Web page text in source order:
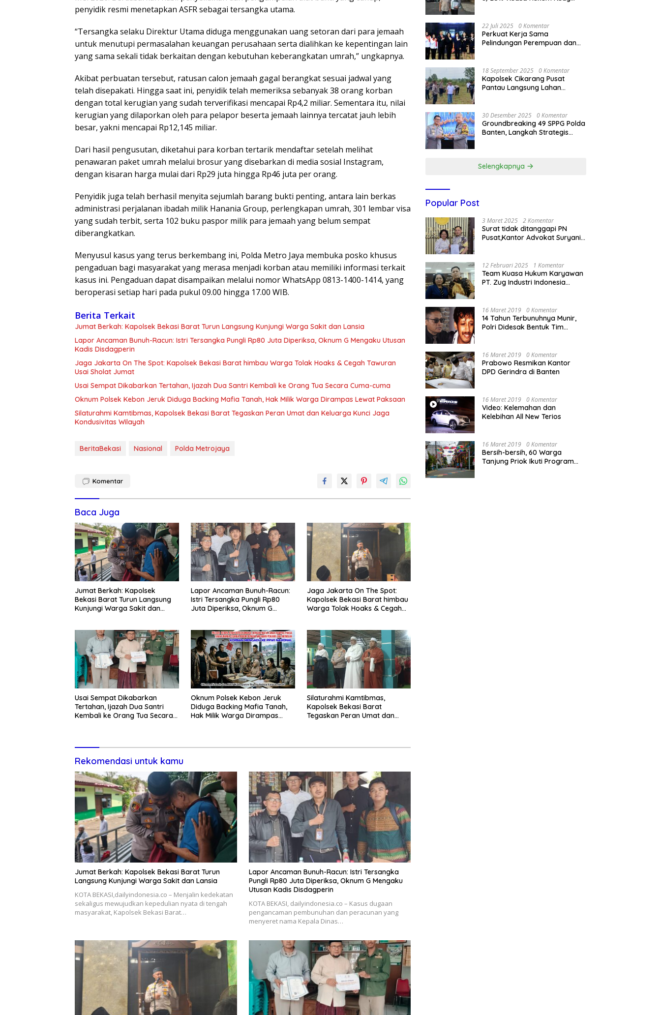
penyidik resmi menetapkan ASFR sebagai tersangka utama.
“Tersangka selaku Direktur Utama diduga menggunakan uang setoran dari para jemaah
untuk menutupi permasalahan keuangan perusahaan serta dialihkan ke kepentingan lain
yang sama sekali tidak berkaitan dengan kebutuhan keberangkatan umrah,” ungkapnya.
Akibat perbuatan tersebut, ratusan calon jemaah gagal berangkat sesuai jadwal yang
telah disepakati. Hingga saat ini, penyidik telah memeriksa sebanyak 38 orang korban
dengan total kerugian yang sudah terverifikasi mencapai Rp4,2 miliar. Sementara itu, nilai
kerugian yang dilaporkan oleh para pelapor beserta jemaah lainnya tercatat jauh lebih
besar, yakni mencapai Rp12,145 miliar.
Dari hasil pengusutan, diketahui para korban tertarik mendaftar setelah melihat
penawaran paket umrah melalui brosur yang disebarkan di media sosial Instagram,
dengan kisaran harga mulai dari Rp29 juta hingga Rp46 juta per orang.
Penyidik juga telah berhasil menyita sejumlah barang bukti penting, antara lain berkas
administrasi perjalanan ibadah milik Hanania Group, perlengkapan umrah, 301 lembar visa
yang sudah terbit, serta 102 buku paspor milik para jemaah yang belum sempat
diberangkatkan.
Menyusul kasus yang terus berkembang ini, Polda Metro Jaya membuka posko khusus
pengaduan bagi masyarakat yang merasa menjadi korban atau memiliki informasi terkait
kasus ini. Pengaduan dapat disampaikan melalui nomor WhatsApp 0813-1400-1414, yang
beroperasi setiap hari pada pukul 09.00 hingga 17.00 WIB.
Berita Terkait
Jumat Berkah: Kapolsek Bekasi Barat Turun Langsung Kunjungi Warga Sakit dan Lansia
Lapor Ancaman Bunuh-Racun: Istri Tersangka Pungli Rp80 Juta Diperiksa, Oknum G Mengaku Utusan
Kadis Disdagperin
Jaga Jakarta On The Spot: Kapolsek Bekasi Barat himbau Warga Tolak Hoaks & Cegah Tawuran
Usai Sholat Jumat
Usai Sempat Dikabarkan Tertahan, Ijazah Dua Santri Kembali ke Orang Tua Secara Cuma-cuma
Oknum Polsek Kebon Jeruk Diduga Backing Mafia Tanah, Hak Milik Warga Dirampas Lewat Paksaan
Silaturahmi Kamtibmas, Kapolsek Bekasi Barat Tegaskan Peran Umat dan Keluarga Kunci Jaga
Kondusivitas Wilayah
BeritaBekasi Nasional Polda Metrojaya
Komentar
Baca Juga
Jumat Berkah: Kapolsek
Bekasi Barat Turun Langsung
Kunjungi Warga Sakit dan
Lapor Ancaman Bunuh-Racun:
Istri Tersangka Pungli Rp80
Juta Diperiksa, Oknum G
Jaga Jakarta On The Spot:
Kapolsek Bekasi Barat himbau
Warga Tolak Hoaks & Cegah
Usai Sempat Dikabarkan
Tertahan, Ijazah Dua Santri
Kembali ke Orang Tua Secara
Oknum Polsek Kebon Jeruk
Diduga Backing Mafia Tanah,
Hak Milik Warga Dirampas
Silaturahmi Kamtibmas,
Kapolsek Bekasi Barat
Tegaskan Peran Umat dan
Rekomendasi untuk kamu
Jumat Berkah: Kapolsek Bekasi Barat Turun
Langsung Kunjungi Warga Sakit dan Lansia
KOTA BEKASI,dailyindonesia.co – Menjalin kedekatan
sekaligus mewujudkan kepedulian nyata di tengah
masyarakat, Kapolsek Bekasi Barat…
Lapor Ancaman Bunuh-Racun: Istri Tersangka
Pungli Rp80 Juta Diperiksa, Oknum G Mengaku
Utusan Kadis Disdagperin
KOTA BEKASI, dailyindonesia.co – Kasus dugaan
pengancaman pembunuhan dan peracunan yang
menyeret nama Kepala Dinas…
22 Juli 2025 0 Komentar
Perkuat Kerja Sama
Pelindungan Perempuan dan
nasional Korea Selatan
18 September 2025 0 Komentar
Kapolsek Cikarang Pusat
Pantau Langsung Lahan
30 Desember 2025 0 Komentar
Groundbreaking 49 SPPG Polda
Banten, Langkah Strategis
Selengkapnya
Popular Post
3 Maret 2025 2 Komentar
Surat tidak ditanggapi PN
Pusat,Kantor Advokat Suryani
Agung RI
12 Februari 2025 1 Komentar
Team Kuasa Hukum Karyawan
PT. Zug Industri Indonesia
Karyawan di Pengadilan Negeri
Jakarta Pusat
16 Maret 2019 0 Komentar
14 Tahun Terbunuhnya Munir,
Polri Didesak Bentuk Tim
16 Maret 2019 0 Komentar
Prabowo Resmikan Kantor
DPD Gerindra di Banten
16 Maret 2019 0 Komentar
Video: Kelemahan dan
Kelebihan All New Terios
16 Maret 2019 0 Komentar
Bersih-bersih, 60 Warga
Tanjung Priok Ikuti Program